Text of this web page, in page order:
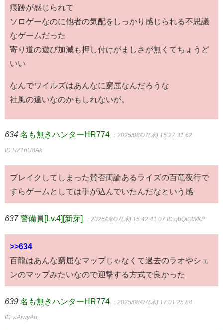
痕跡が感じられて
ソロゲーなのに他者の気配をしっかり感じられる不思議
なゲームだった
寄り道の遊び加減も押し付けがましさが無くてちょうど
いい
なんでワイルズはあんなに窮屈なんだろうな
社風の違いなのかもしれないが。
634 名も無きハンターHR774 ：2025/08/07(木) 15:27:31.62
ID:HZ1nU8Ak
ブレイクしてしまった賛否両論あるライズの百竜夜行で
すらゲームとしては手が込んでいたんだなという感
637 警備員[Lv.4][新芽] ：2025/08/07(木) 15:42:41.07 ID:qbQiGWKP
>>634
百龍はあんな窮屈なマップじゃなくて過去のラオやシェ
ンのマップみたいなので迎撃する方式で良かった
639 名も無きハンターHR774 ：2025/08/07(木) 17:01:25.84
ID:viAiwyAo